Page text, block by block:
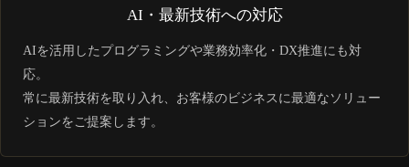
AI・最新技術への対応
AIを活用したプログラミングや業務効率化・DX推進にも対
応。
常に最新技術を取り入れ、お客様のビジネスに最適なソリュー
ションをご提案します。